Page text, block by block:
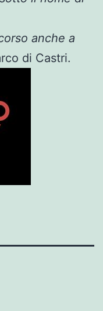
anche a
di Castri.